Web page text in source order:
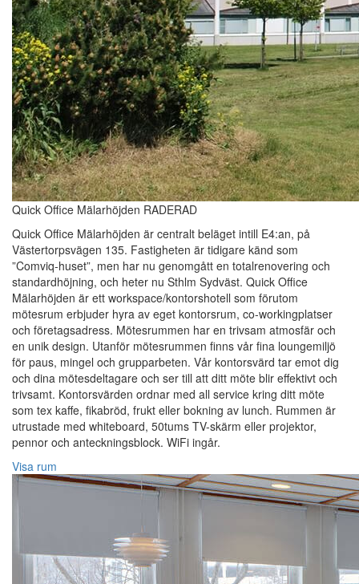
Quick Office Mälarhöjden RADERAD
Quick Office Mälarhöjden är centralt beläget intill E4:an, på
Västertorpsvägen 135. Fastigheten är tidigare känd som
”Comviq-huset”, men har nu genomgått en totalrenovering och
standardhöjning, och heter nu Sthlm Sydväst. Quick Office
Mälarhöjden är ett workspace/kontorshotell som förutom
mötesrum erbjuder hyra av eget kontorsrum, co-workingplatser
och företagsadress. Mötesrummen har en trivsam atmosfär och
en unik design. Utanför mötesrummen finns vår fina loungemiljö
för paus, mingel och grupparbeten. Vår kontorsvärd tar emot dig
och dina mötesdeltagare och ser till att ditt möte blir effektivt och
trivsamt. Kontorsvärden ordnar med all service kring ditt möte
som tex kaffe, fikabröd, frukt eller bokning av lunch. Rummen är
utrustade med whiteboard, 50tums TV-skärm eller projektor,
pennor och anteckningsblock. WiFi ingår.
Visa rum